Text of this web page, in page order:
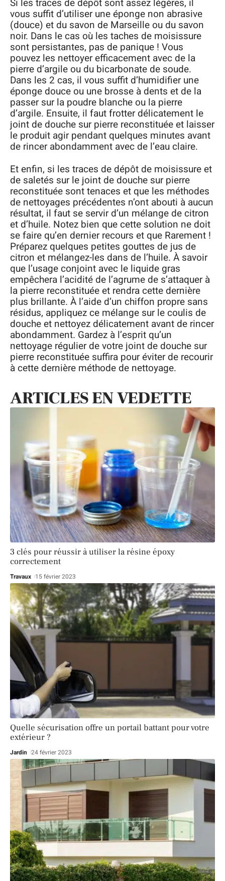
Si les traces de dépôt sont assez légères, il
vous suffit d’utiliser une éponge non abrasive
(douce) et du savon de Marseille ou du savon
noir. Dans le cas où les taches de moisissure
sont persistantes, pas de panique ! Vous
pouvez les nettoyer efficacement avec de la
pierre d’argile ou du bicarbonate de soude.
Dans les 2 cas, il vous suffit d’humidifier une
éponge douce ou une brosse à dents et de la
passer sur la poudre blanche ou la pierre
d’argile. Ensuite, il faut frotter délicatement le
joint de douche sur pierre reconstituée et laisser
le produit agir pendant quelques minutes avant
de rincer abondamment avec de l’eau claire.
Et enfin, si les traces de dépôt de moisissure et
de saletés sur le joint de douche sur pierre
reconstituée sont tenaces et que les méthodes
de nettoyages précédentes n’ont abouti à aucun
résultat, il faut se servir d’un mélange de citron
et d’huile. Notez bien que cette solution ne doit
se faire qu’en dernier recours et que Rarement !
Préparez quelques petites gouttes de jus de
citron et mélangez-les dans de l’huile. À savoir
que l’usage conjoint avec le liquide gras
empêchera l’acidité de l’agrume de s’attaquer à
la pierre reconstituée et rendra cette dernière
plus brillante. À l’aide d’un chiffon propre sans
résidus, appliquez ce mélange sur le coulis de
douche et nettoyez délicatement avant de rincer
abondamment. Gardez à l’esprit qu’un
nettoyage régulier de votre joint de douche sur
pierre reconstituée suffira pour éviter de recourir
à cette dernière méthode de nettoyage.
ARTICLES EN VEDETTE
3 clés pour réussir à utiliser la résine époxy
correctement
Travaux 15 février 2023
Quelle sécurisation offre un portail battant pour votre
extérieur ?
Jardin 24 février 2023